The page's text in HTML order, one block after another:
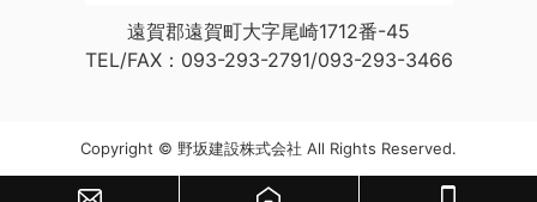
遠賀郡遠賀町大字尾崎1712番-45
TEL/FAX：093-293-2791/093-293-3466
Copyright © 野坂建設株式会社 All Rights Reserved.